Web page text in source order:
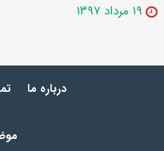
۱۹ مرداد ۱۳۹۷
درباره ما